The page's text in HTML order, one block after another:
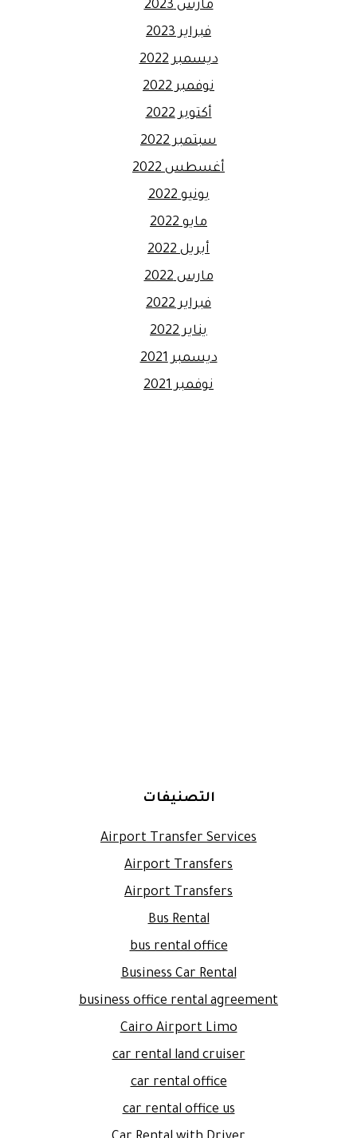
مارس 2023
فبراير 2023
ديسمبر 2022
نوفمبر 2022
أكتوبر 2022
سبتمبر 2022
أغسطس 2022
يونيو 2022
مايو 2022
أبريل 2022
مارس 2022
فبراير 2022
يناير 2022
ديسمبر 2021
نوفمبر 2021
التصنيفات
Airport Transfer Services
Airport Transfers
Airport Transfers
Bus Rental
bus rental office
Business Car Rental
business office rental agreement
Cairo Airport Limo
car rental land cruiser
car rental office
car rental office us